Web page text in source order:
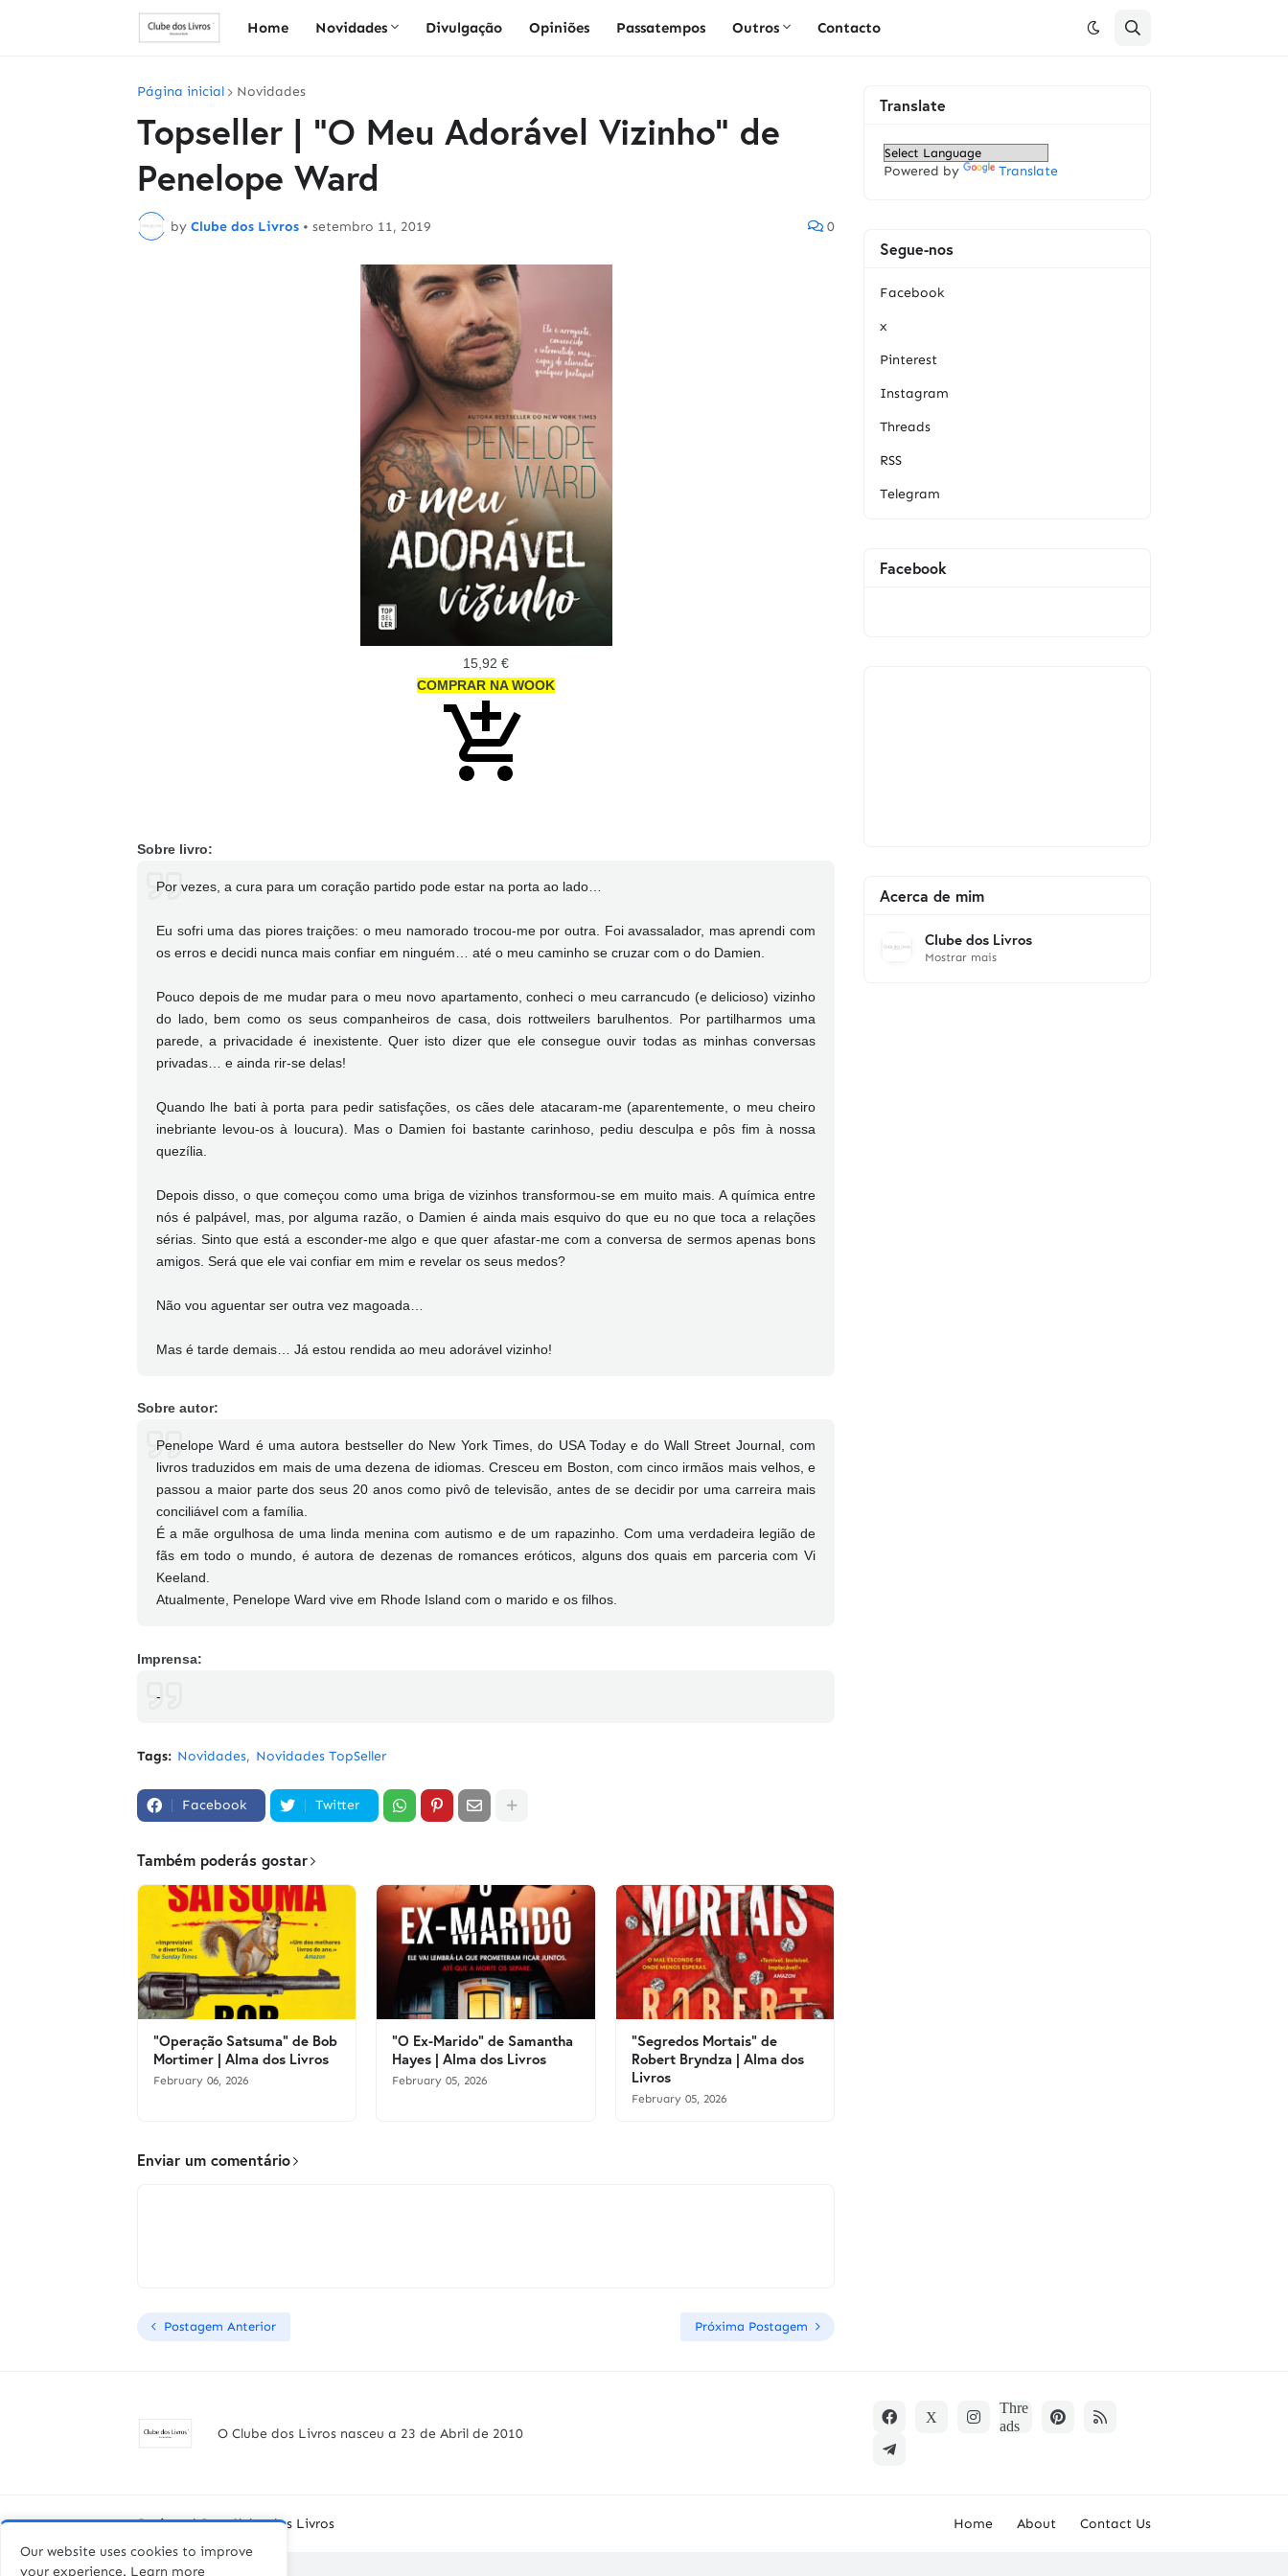
Home Novidades Divulgação Opiniões Passatempos Outros Contacto
Página inicial Novidades
Topseller | "O Meu Adorável Vizinho" de
Penelope Ward
by Clube dos Livros • setembro 11, 2019 0
15,92 €
COMPRAR NA WOOK
Sobre livro:
Por vezes, a cura para um coração partido pode estar na porta ao lado…
Eu sofri uma das piores traições: o meu namorado trocou-me por outra. Foi avassalador, mas aprendi com
os erros e decidi nunca mais confiar em ninguém… até o meu caminho se cruzar com o do Damien.
Pouco depois de me mudar para o meu novo apartamento, conheci o meu carrancudo (e delicioso) vizinho
do lado, bem como os seus companheiros de casa, dois rottweilers barulhentos. Por partilharmos uma
parede, a privacidade é inexistente. Quer isto dizer que ele consegue ouvir todas as minhas conversas
privadas… e ainda rir-se delas!
Quando lhe bati à porta para pedir satisfações, os cães dele atacaram-me (aparentemente, o meu cheiro
inebriante levou-os à loucura). Mas o Damien foi bastante carinhoso, pediu desculpa e pôs fim à nossa
quezília.
Depois disso, o que começou como uma briga de vizinhos transformou-se em muito mais. A química entre
nós é palpável, mas, por alguma razão, o Damien é ainda mais esquivo do que eu no que toca a relações
sérias. Sinto que está a esconder-me algo e que quer afastar-me com a conversa de sermos apenas bons
amigos. Será que ele vai confiar em mim e revelar os seus medos?
Não vou aguentar ser outra vez magoada…
Mas é tarde demais… Já estou rendida ao meu adorável vizinho!
Sobre autor:
Penelope Ward é uma autora bestseller do New York Times, do USA Today e do Wall Street Journal, com
livros traduzidos em mais de uma dezena de idiomas. Cresceu em Boston, com cinco irmãos mais velhos, e
passou a maior parte dos seus 20 anos como pivô de televisão, antes de se decidir por uma carreira mais
conciliável com a família.
É a mãe orgulhosa de uma linda menina com autismo e de um rapazinho. Com uma verdadeira legião de
fãs em todo o mundo, é autora de dezenas de romances eróticos, alguns dos quais em parceria com Vi
Keeland.
Atualmente, Penelope Ward vive em Rhode Island com o marido e os filhos.
Imprensa:
-
Tags: Novidades Novidades TopSeller
Facebook Twitter
Também poderás gostar
"Operação Satsuma" de Bob
Mortimer | Alma dos Livros
February 06, 2026
"O Ex-Marido" de Samantha
Hayes | Alma dos Livros
February 05, 2026
"Segredos Mortais" de
Robert Bryndza | Alma dos
Livros
February 05, 2026
Enviar um comentário
Postagem Anterior Próxima Postagem
Translate
Powered by Translate
Segue-nos
Facebook
x
Pinterest
Instagram
Threads
RSS
Telegram
Facebook
Acerca de mim
Clube dos Livros
Mostrar mais
O Clube dos Livros nasceu a 23 de Abril de 2010
Designed By -Clube dos Livros Home About
Contact Us
Our website uses cookies to improve
your experience. Learn more